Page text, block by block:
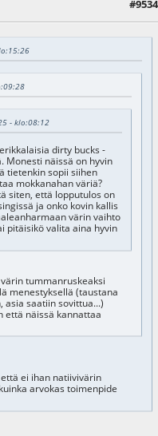
#9534
- klo:08:12
dirty bucks -
Monesti näissä on hyvin
tietenkin sopii siihen
mokkanahan väriä?
siten, että lopputulos on
ja onko kovin kallis
värin vaihto
pitäisikö valita aina hyvin
tummanruskeaksi
menestyksellä (taustana
asia saatiin sovittua...)
että näissä kannattaa
ei ihan natiivivärin
arvokas toimenpide